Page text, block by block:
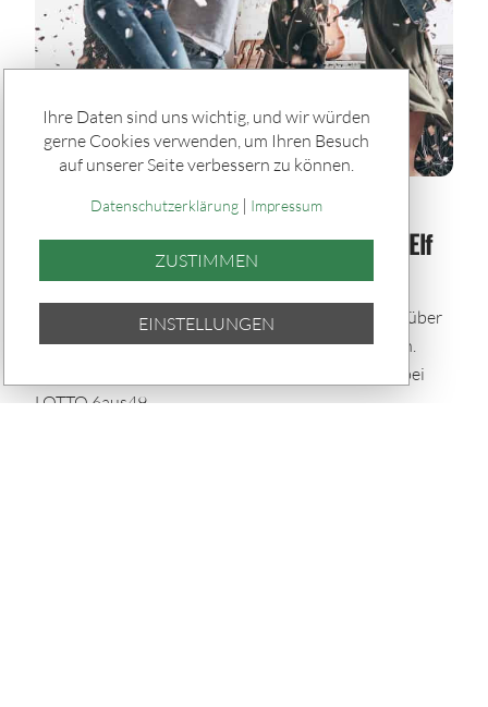
Spiele & Gewinner / Gewinner
SACHSENLOTTO-Gewinner der Woche: Elf
Glückstreffer in Sachsen
In der vergangenen Woche durften sich elf Spieler über
Gewinne zwischen 5.000 und 8.102,10 Euro freuen.
Dabei zeigte sich das Glück besonders spendabel bei
LOTTO 6aus49.
Ihre Daten sind uns wichtig, und wir würden
gerne Cookies verwenden, um Ihren Besuch
auf unserer Seite verbessern zu können.
Datenschutzerklärung| Impressum
ZUSTIMMEN
EINSTELLUNGEN